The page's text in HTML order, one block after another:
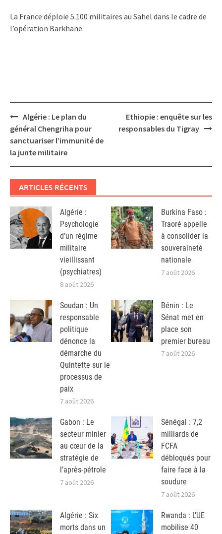
La France déploie 5.100 militaires au Sahel dans le cadre de
l’opération Barkhane.
Post
navigation
Algérie : Le plan du
général Chengriha pour
sanctuariser l’immunité de
la junte militaire
Ethiopie : enquête sur les
responsables du Tigray
ARTICLES RÉCENTS
Algérie :
Psychologie
d’un régime
militaire
vieillissant
(psychiatres)
8 août 2026
Burkina Faso :
Traoré appelle
à consolider la
souveraineté
nationale
7 août 2026
Soudan : Un
responsable
politique
dénonce la
démarche du
Quintette sur le
processus de
paix
7 août 2026
Bénin : Le
Sénat met en
place son
premier bureau
7 août 2026
Gabon : Le
secteur minier
au cœur de la
stratégie de
l’après-pétrole
7 août 2026
Sénégal : 7,2
milliards de
FCFA
débloqués pour
faire face à la
soudure
7 août 2026
Algérie : Six
morts dans un
Rwanda : L’UE
mobilise 40